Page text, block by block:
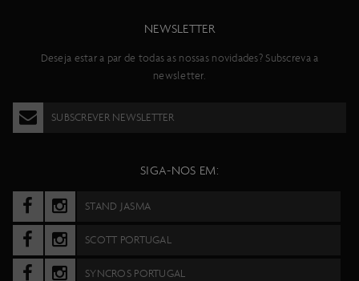
NEWSLETTER
Deseja estar a par de todas as nossas novidades? Subscreva a
newsletter.
SUBSCREVER NEWSLETTER
SIGA-NOS EM:
STAND JASMA
SCOTT PORTUGAL
SYNCROS PORTUGAL